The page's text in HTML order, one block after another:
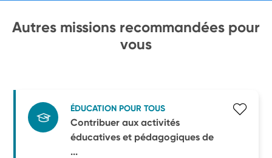
Autres missions recommandées pour
vous
ÉDUCATION POUR TOUS
Contribuer aux activités
éducatives et pédagogiques de
...